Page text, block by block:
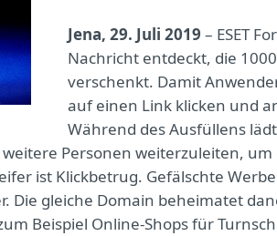
Jena, 29. Juli 2019 – ESET
Nachricht entdeckt, die
verschenkt. Damit
auf einen Link klicken und
Während des Ausfüllens
Personen weiterzuleiten,
ist Klickbetrug. Gefälschte
Die gleiche Domain beheimatet
Beispiel Online-Shops für